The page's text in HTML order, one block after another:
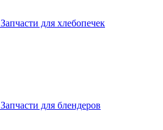
Запчасти для хлебопечек
Запчасти для блендеров